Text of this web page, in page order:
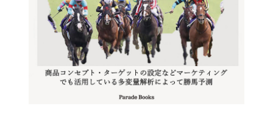
趣味・カルチャー
生活・健康
論文・学術書・参考書